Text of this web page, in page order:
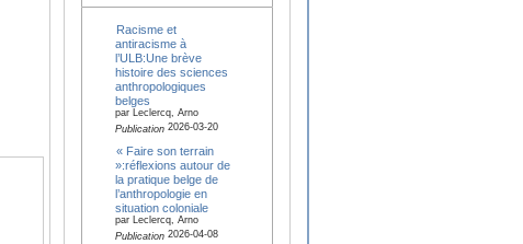
Racisme et
antiracisme à
l’ULB:Une brève
histoire des sciences
anthropologiques
belges
par Leclercq, Arno
Publication2026-03-20
« Faire son terrain
»:réflexions autour de
la pratique belge de
l’anthropologie en
situation coloniale
par Leclercq, Arno
Publication2026-04-08